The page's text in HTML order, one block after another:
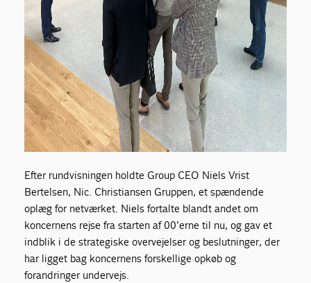
Efter rundvisningen holdte Group CEO Niels Vrist
Bertelsen, Nic. Christiansen Gruppen, et spændende
oplæg for netværket. Niels fortalte blandt andet om
koncernens rejse fra starten af 00’erne til nu, og gav et
indblik i de strategiske overvejelser og beslutninger, der
har ligget bag koncernens forskellige opkøb og
forandringer undervejs.